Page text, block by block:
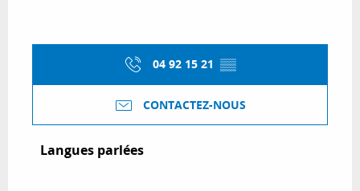
04 92 15 21 ▒▒
CONTACTEZ-NOUS
Langues parlées
Langues parlées